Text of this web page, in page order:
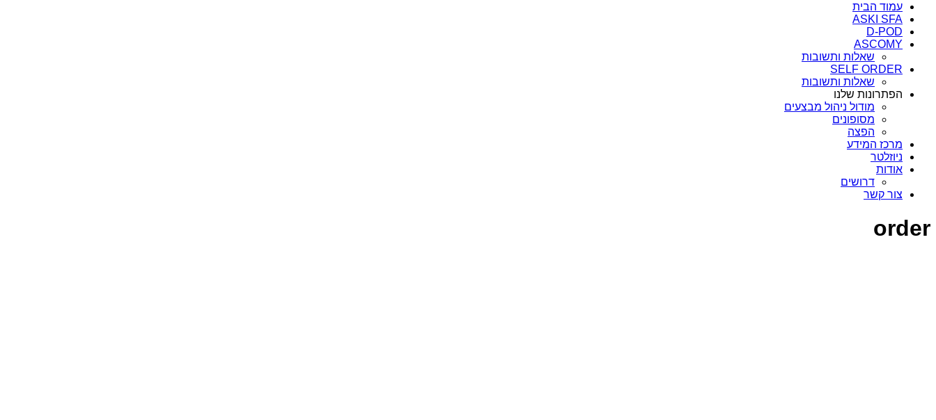
עמוד הבית
ASKI SFA
D-POD
ASCOMY
שאלות ותשובות
SELF ORDER
שאלות ותשובות
הפתרונות שלנו
מודול ניהול מבצעים
מסופונים
הפצה
מרכז המידע
ניוזלטר
אודות
דרושים
צור קשר
order